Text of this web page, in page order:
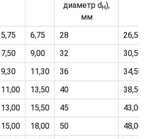
диаметр dH),
мм
5,75 6,75 28
26,50
7,50 9,00 32
30,50
9,30 11,30 36
34,50
11,00 13,50 40
38,50
13,00 15,50 45
43,00
15,00 18,00 50
48,00